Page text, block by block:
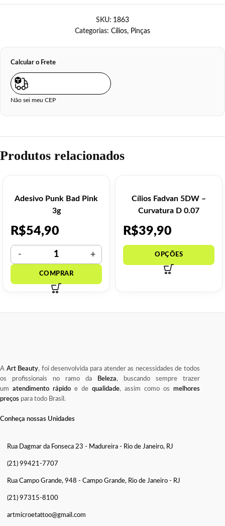
SKU: 1863
Categorias: Cílios, Pinças
Calcular o Frete
Não sei meu CEP
Produtos relacionados
Adesivo Punk Bad Pink
3g
R$54,90
Cílios Fadvan 5DW –
Curvatura D 0.07
R$39,90
A Art Beauty, foi desenvolvida para atender as necessidades de todos
os profissionais no ramo da
Beleza, buscando sempre trazer
um atendimento rápido e de qualidade, assim como os melhores
preços para todo Brasil.
Conheça nossas Unidades
Rua Dagmar da Fonseca 23 - Madureira - Rio de Janeiro, RJ
(21) 99421-7707
Rua Campo Grande, 948 - Campo Grande, Rio de Janeiro - RJ
(21) 97315-8100
artmicroetattoo@gmail.com